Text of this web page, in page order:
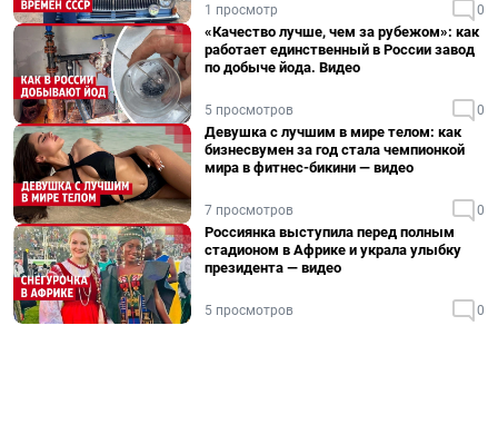
1 просмотр 0
«Качество лучше, чем за рубежом»: как
работает единственный в России завод
по добыче йода. Видео
5 просмотров 0
Девушка с лучшим в мире телом: как
бизнесвумен за год стала чемпионкой
мира в фитнес-бикини — видео
7 просмотров 0
Россиянка выступила перед полным
стадионом в Африке и украла улыбку
президента — видео
5 просмотров 0